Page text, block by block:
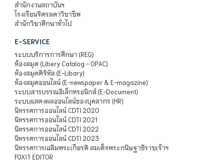
สำนักงานสถาบันฯ
โรงเรียนจิตรลดาวิชาชีพ
สำนักวิชาศึกษาทั่วไป
E-SERVICE
ระบบบริการการศึกษา (REG)
ห้องสมุด (Libery Catalog - OPAC)
ห้องสมุดดิจิทัล (E-Libary)
ห้องสมุดออนไลน์ (E-newspaper & E-magazine)
ระบบสารบรรณอิเล็กทรอนิกส์ (E-Document)
ระบบแสดงผลออนไลน์ของบุคลากร (HR)
นิทรรศการออนไลน์ CDTI 2020
นิทรรศการออนไลน์ CDTI 2021
นิทรรศการออนไลน์ CDTI 2022
นิทรรศการออนไลน์ CDTI 2023
นิทรรศการเฉลิมพระเกียรติ สมเด็จพระกนิษฐาธิราชเจ้าฯ
FOXIT EDITOR